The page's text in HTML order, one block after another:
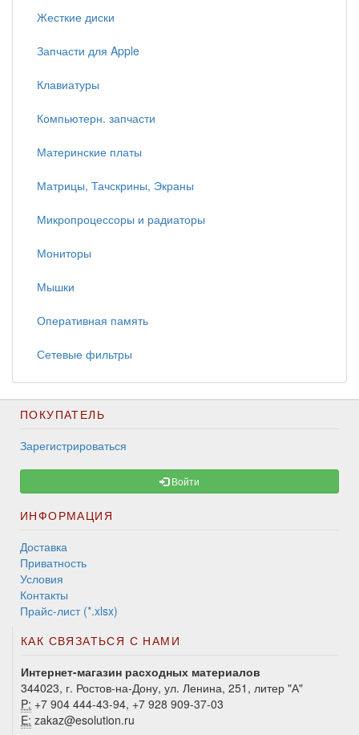
Жесткие диски
Запчасти для Apple
Клавиатуры
Компьютерн. запчасти
Материнские платы
Матрицы, Тачскрины, Экраны
Микропроцессоры и радиаторы
Мониторы
Мышки
Оперативная память
Сетевые фильтры
ПОКУПАТЕЛЬ
Зарегистрироваться
Войти
ИНФОРМАЦИЯ
Доставка
Приватность
Условия
Контакты
Прайс-лист (*.xlsx)
КАК СВЯЗАТЬСЯ С НАМИ
Интернет-магазин расходных материалов
344023, г. Ростов-на-Дону, ул. Ленина, 251, литер "А"
P: +7 904 444-43-94, +7 928 909-37-03
E: zakaz@esolution.ru